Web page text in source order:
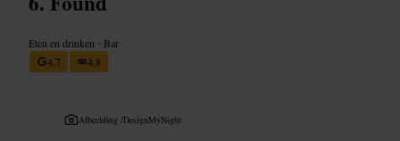
Eten en drinken • Bar
4,7
4,8
Afbeelding /DesignMyNight